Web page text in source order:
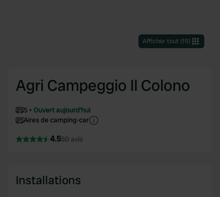
Afficher tout(19)
Agri Campeggio Il Colono
5
Ouvert aujourd'hui
Aires de camping-car
4.550 avis
Installations